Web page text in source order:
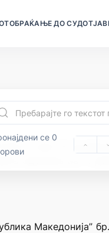
ОБРАЌАЊЕ ДО СУДОТ
се 0
и член 70 од
одржана на 11
Македонија”